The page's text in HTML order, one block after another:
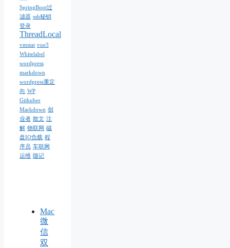
SpringBoot过
滤器 ssh秘钥
登录
ThreadLocal
vmstat vue3
Whitelabel
wordpress
markdown
wordpress重定
向 WP
Githuber
Markdown 创
业者 散文 注
解 物联网 磁
盘IO负载 程
序员 车联网
运维 随记
Mac
微
信
双